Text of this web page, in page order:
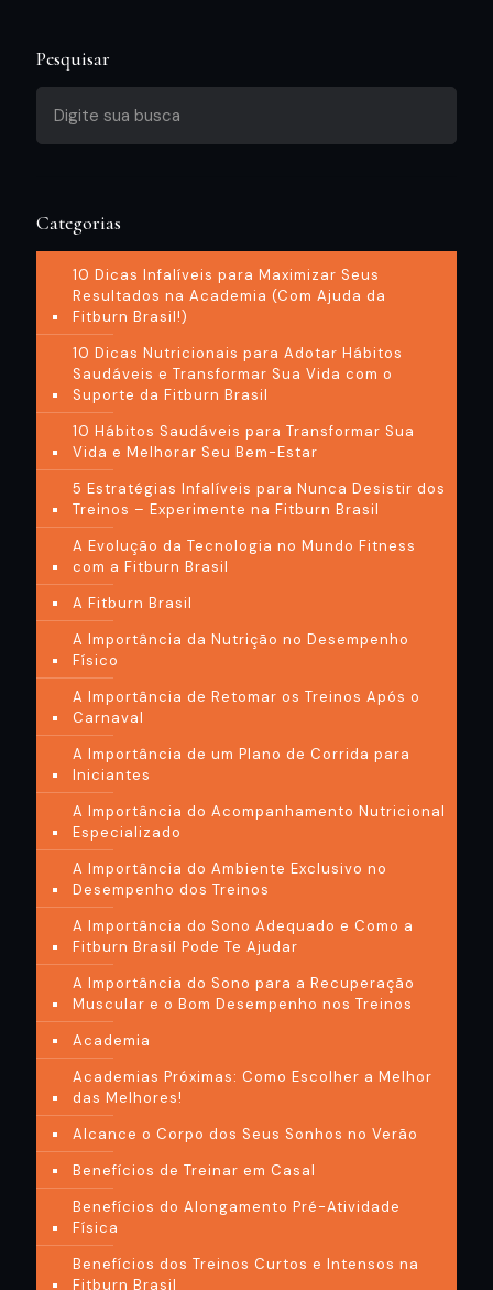
Pesquisar
Categorias
10 Dicas Infalíveis para Maximizar Seus
Resultados na Academia (Com Ajuda da
Fitburn Brasil!)
10 Dicas Nutricionais para Adotar Hábitos
Saudáveis e Transformar Sua Vida com o
Suporte da Fitburn Brasil
10 Hábitos Saudáveis para Transformar Sua
Vida e Melhorar Seu Bem-Estar
5 Estratégias Infalíveis para Nunca Desistir dos
Treinos – Experimente na Fitburn Brasil
A Evolução da Tecnologia no Mundo Fitness
com a Fitburn Brasil
A Fitburn Brasil
A Importância da Nutrição no Desempenho
Físico
A Importância de Retomar os Treinos Após o
Carnaval
A Importância de um Plano de Corrida para
Iniciantes
A Importância do Acompanhamento Nutricional
Especializado
A Importância do Ambiente Exclusivo no
Desempenho dos Treinos
A Importância do Sono Adequado e Como a
Fitburn Brasil Pode Te Ajudar
A Importância do Sono para a Recuperação
Muscular e o Bom Desempenho nos Treinos
Academia
Academias Próximas: Como Escolher a Melhor
das Melhores!
Alcance o Corpo dos Seus Sonhos no Verão
Benefícios de Treinar em Casal
Benefícios do Alongamento Pré-Atividade
Física
Benefícios dos Treinos Curtos e Intensos na
Fitburn Brasil